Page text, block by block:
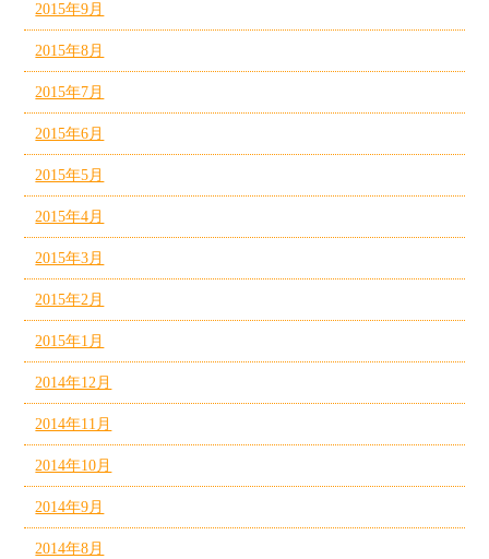
2015年9月
2015年8月
2015年7月
2015年6月
2015年5月
2015年4月
2015年3月
2015年2月
2015年1月
2014年12月
2014年11月
2014年10月
2014年9月
2014年8月